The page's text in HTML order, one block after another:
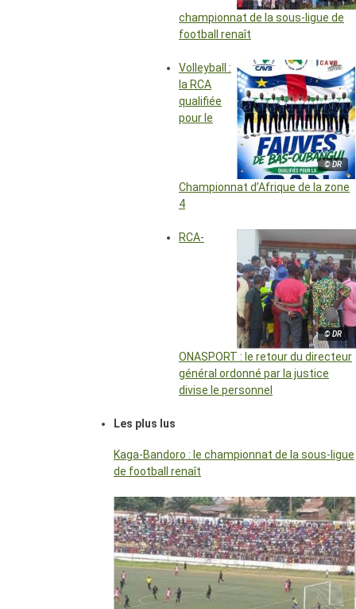
championnat de la sous-ligue de
football renaît
© DR
Volleyball :
la RCA
qualifiée
pour le
Championnat d’Afrique de la zone
4
© DR
RCA-
ONASPORT : le retour du directeur
général ordonné par la justice
divise le personnel
Les plus lus
Kaga-Bandoro : le championnat de la sous-ligue
de football renaît